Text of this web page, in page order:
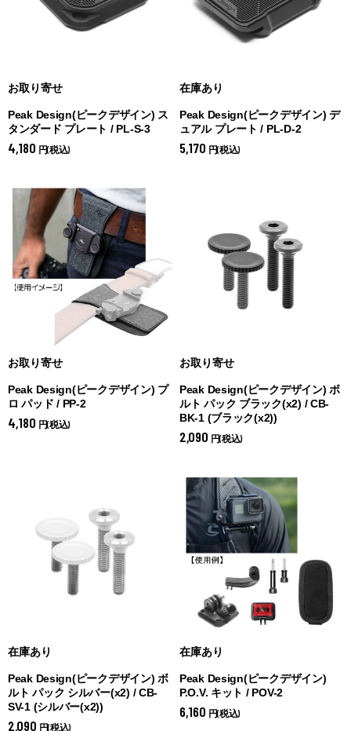
お取り寄せ
Peak Design(ピークデザイン) ス
タンダード プレート / PL-S-3
4,180 円(税込)
在庫あり
Peak Design(ピークデザイン) デ
ュアル プレート / PL-D-2
5,170 円(税込)
お取り寄せ
Peak Design(ピークデザイン) プ
ロ パッド / PP-2
4,180 円(税込)
お取り寄せ
Peak Design(ピークデザイン) ボ
ルト パック ブラック(x2) / CB-
BK-1 (ブラック(x2))
2,090 円(税込)
在庫あり
Peak Design(ピークデザイン) ボ
ルト パック シルバー(x2) / CB-
SV-1 (シルバー(x2))
2,090 円(税込)
在庫あり
Peak Design(ピークデザイン)
P.O.V. キット / POV-2
6,160 円(税込)